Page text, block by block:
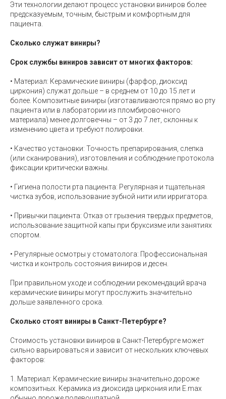
Эти технологии делают процесс установки виниров более
предсказуемым, точным, быстрым и комфортным для
пациента.
Сколько служат виниры?
Срок службы виниров зависит от многих факторов:
• Материал: Керамические виниры (фарфор, диоксид
циркония) служат дольше – в среднем от 10 до 15 лет и
более. Композитные виниры (изготавливаются прямо во рту
пациента или в лаборатории из пломбировочного
материала) менее долговечны – от 3 до 7 лет, склонны к
изменению цвета и требуют полировки.
• Качество установки: Точность препарирования, слепка
(или сканирования), изготовления и соблюдение протокола
фиксации критически важны.
• Гигиена полости рта пациента: Регулярная и тщательная
чистка зубов, использование зубной нити или ирригатора.
• Привычки пациента: Отказ от грызения твердых предметов,
использование защитной капы при бруксизме или занятиях
спортом.
• Регулярные осмотры у стоматолога: Профессиональная
чистка и контроль состояния виниров и десен.
При правильном уходе и соблюдении рекомендаций врача
керамические виниры могут прослужить значительно
дольше заявленного срока.
Сколько стоят виниры в Санкт-Петербурге?
Стоимость установки виниров в Санкт-Петербурге может
сильно варьироваться и зависит от нескольких ключевых
факторов:
1. Материал: Керамические виниры значительно дороже
композитных. Керамика из диоксида циркония или E.max